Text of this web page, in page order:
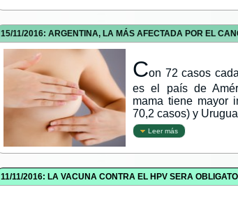
15/11/2016: ARGENTINA, LA MÁS AFECTADA POR EL
Con 72 casos
es el país de
mama tiene mayor
70,2 casos) y
Leer más
11/11/2016: LA VACUNA CONTRA EL HPV SERA